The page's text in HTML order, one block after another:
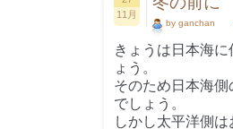
11月
by ganchan
きょうは日本海
ょう。
そのため日本海
でしょう。
しかし太平洋側